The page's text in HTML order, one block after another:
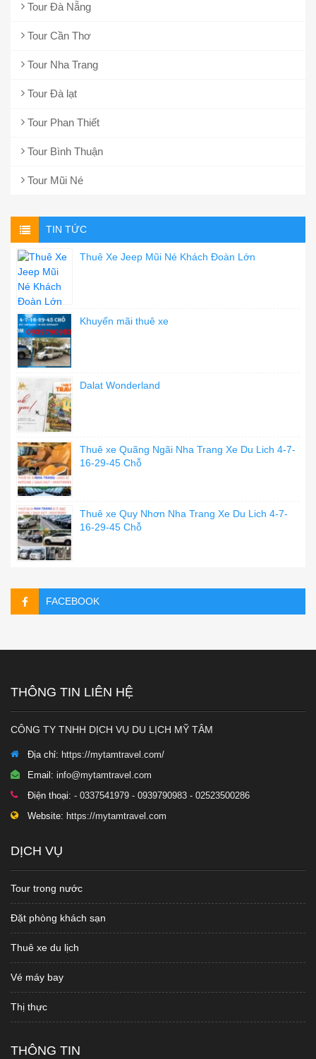
Tour Đà Nẵng
Tour Cần Thơ
Tour Nha Trang
Tour Đà lạt
Tour Phan Thiết
Tour Bình Thuận
Tour Mũi Né
TIN TỨC
Thuê Xe Jeep Mũi Né Khách Đoàn Lớn
Khuyến mãi thuê xe
Dalat Wonderland
Thuê xe Quãng Ngãi Nha Trang Xe Du Lich 4-7-
16-29-45 Chỗ
Thuê xe Quy Nhơn Nha Trang Xe Du Lich 4-7-
16-29-45 Chỗ
FACEBOOK
THÔNG TIN LIÊN HỆ
CÔNG TY TNHH DỊCH VỤ DU LỊCH MỸ TÂM
Địa chỉ: https://mytamtravel.com/
Email: info@mytamtravel.com
Điện thoại: - 0337541979 - 0939790983 - 02523500286
Website: https://mytamtravel.com
DỊCH VỤ
Tour trong nước
Đặt phòng khách sạn
Thuê xe du lịch
Vé máy bay
Thị thực
THÔNG TIN